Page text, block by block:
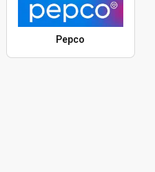
Pepco